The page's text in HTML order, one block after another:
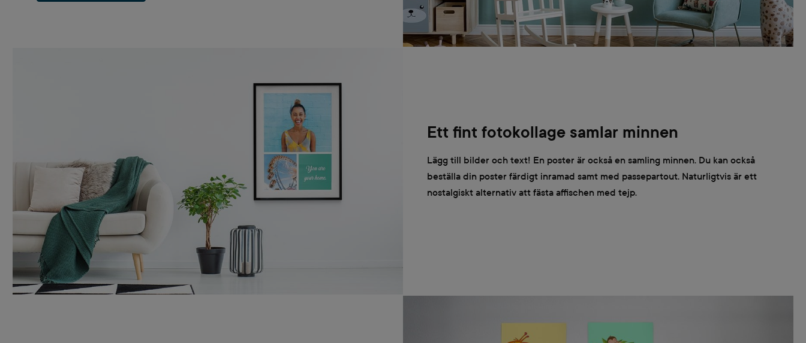
Ett fint fotokollage samlar minnen
Lägg till bilder och text! En poster är också en samling minnen. Du kan också
beställa din poster färdigt inramad samt med passepartout. Naturligtvis är ett
nostalgiskt alternativ att fästa affischen med tejp.